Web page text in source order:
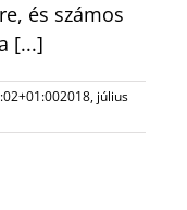
és számos
[...]
2018, július